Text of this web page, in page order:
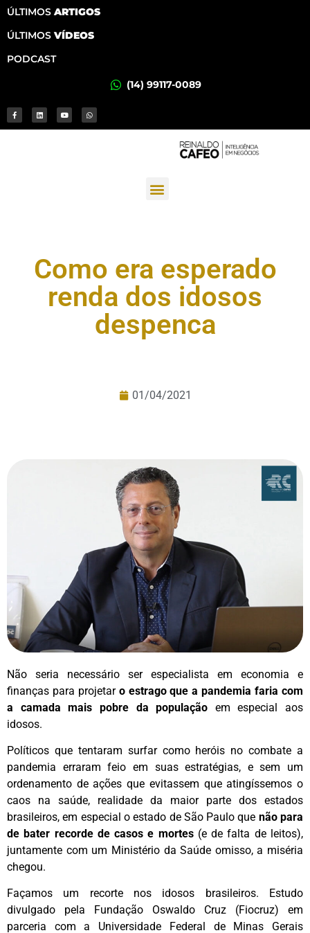
ÚLTIMOS ARTIGOS
ÚLTIMOS VÍDEOS
PODCAST
(14) 99117-0089
Como era esperado
renda dos idosos
despenca
01/04/2021
Não seria necessário ser especialista em economia e
finanças para projetar o estrago que a pandemia faria com
a camada mais pobre da população em especial aos
idosos.
Políticos que tentaram surfar como heróis no combate a
pandemia erraram feio em suas estratégias, e sem um
ordenamento de ações que evitassem que atingíssemos o
caos na saúde, realidade da maior parte dos estados
brasileiros, em especial o estado de São Paulo que não para
de bater recorde de casos e mortes(e de falta de leitos),
juntamente com um Ministério da Saúde omisso, a miséria
chegou.
Façamos um recorte nos idosos brasileiros. Estudo
divulgado pela Fundação Oswaldo Cruz (Fiocruz) em
parceria com a Universidade Federal de Minas Gerais